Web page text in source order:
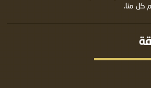
كل منا.